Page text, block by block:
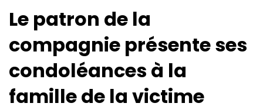
Le patron de la
compagnie présente ses
condoléances à la
famille de la victime